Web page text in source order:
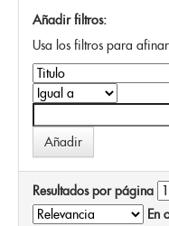
Añadir filtros:
Usa los filtros para
Resultados por página
En